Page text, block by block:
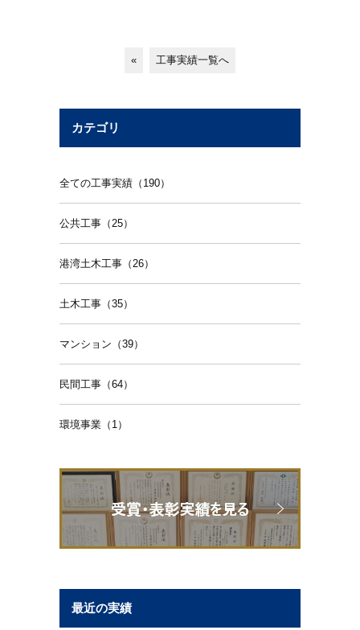
« 工事実績一覧へ
カテゴリ
全ての工事実績（190）
公共工事（25）
港湾土木工事（26）
土木工事（35）
マンション（39）
民間工事（64）
環境事業（1）
最近の実績